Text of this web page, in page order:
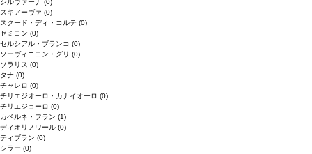
シルヴァーナ (0)
スキアーヴァ (0)
スクード・ディ・コルテ (0)
セミヨン (0)
セルシアル・ブランコ (0)
ソーヴィニヨン・グリ (0)
ソラリス (0)
タナ (0)
チャレロ (0)
チリエジオーロ・カナイオーロ (0)
チリエジョーロ (0)
カベルネ・フラン (1)
ディオリノワール (0)
ティブラン (0)
シラー (0)